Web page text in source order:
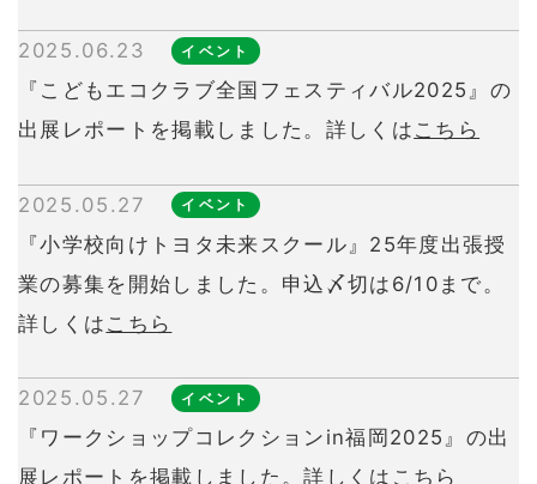
2025.06.23 イベント
『こどもエコクラブ全国フェスティバル2025』の
出展レポートを掲載しました。詳しくは こちら
2025.05.27 イベント
『小学校向けトヨタ未来スクール』25年度出張授
業の募集を開始しました。申込〆切は6/10まで。
詳しくは こちら
2025.05.27 イベント
『ワークショップコレクションin福岡2025』の出
展レポートを掲載しました。詳しくは こちら